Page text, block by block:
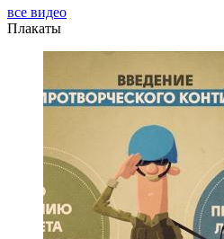
все видео
Плакаты